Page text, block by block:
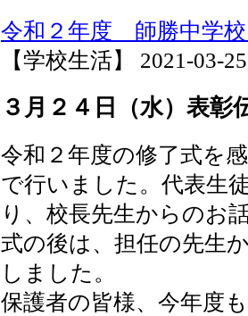
令和２年度 師勝中学
【学校生活】 2021-03-
３月２４日（水）表彰
令和２年度の修了式を
で行いました。代表生
り、校長先生からのお
式の後は、担任の先生
しました。
保護者の皆様、今年度